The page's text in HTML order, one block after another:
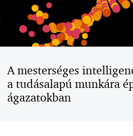
A mesterséges
a tudásalapú munkára
ágazatokban